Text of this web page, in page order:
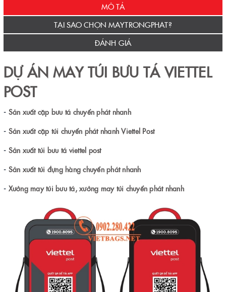
MÔ TẢ
TẠI SAO CHỌN MAYTRONGPHAT?
ĐÁNH GIÁ
DỰ ÁN MAYTÚI BƯU TÁ VIETTEL
POST
- Sản xuất cặp bưu tá chuyển phát nhanh
- Sản xuất cặp túi chuyển phát nhanh Viettel Post
- Sản xuất túi bưu tá viettel post
- Sản xuất túi đựng hàng chuyển phát nhanh
- Xưởng may túi bưu tá, xưởng may túi chuyển phát nhanh